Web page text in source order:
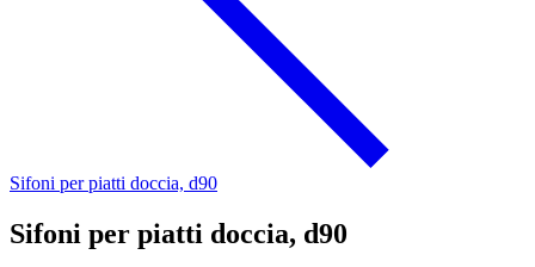
Sifoni per piatti doccia, d90
Sifoni per piatti doccia, d90